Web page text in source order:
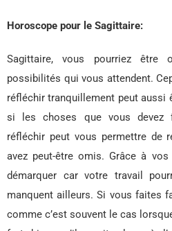
Horoscope pour le Sagittaire:
Sagittaire, vous pourriez
possibilités qui vous attendent.
réfléchir tranquillement peut aussi
si les choses que vous devez
réfléchir peut vous permettre de
avez peut-être omis. Grâce à
démarquer car votre travail
manquent ailleurs. Si vous faites
comme c’est souvent le cas